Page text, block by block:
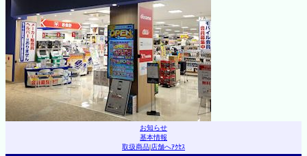
お知らせ
基本情報
取扱商品|店舗へｱｸｾｽ